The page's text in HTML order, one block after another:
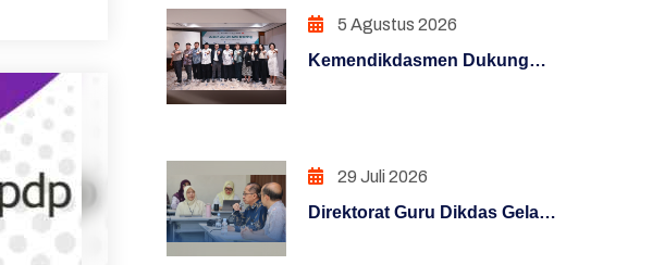
PENGUATAN SISTEM
PENGAWASAN
PENINGKATAN KUALITAS
PENINGKATAN KUALITAS
LAYANAN PUBLIK (REFORM)
PENGUATAN SISTEM
Mengajar"
5 Agustus 2026
Kemendikdasmen Dukung
29 Juli 2026
Direktorat Guru Dikdas Gelar